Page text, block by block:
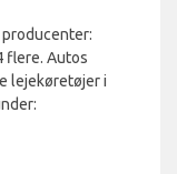
flere. Autos
lejekøretøjer i